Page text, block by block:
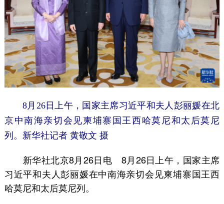
8月26日上午，国家主席习近平和夫人彭丽媛在北
京中南海亲切会见柬埔寨国王西哈莫尼和太后莫尼
列。新华社记者 黄敬文 摄
新华社北京8月26日电 8月26日上午，国家主席
习近平和夫人彭丽媛在中南海亲切会见柬埔寨国王西
哈莫尼和太后莫尼列。